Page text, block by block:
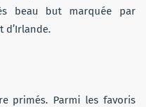
beau but marquée par
d’Irlande.
primés. Parmi les favoris